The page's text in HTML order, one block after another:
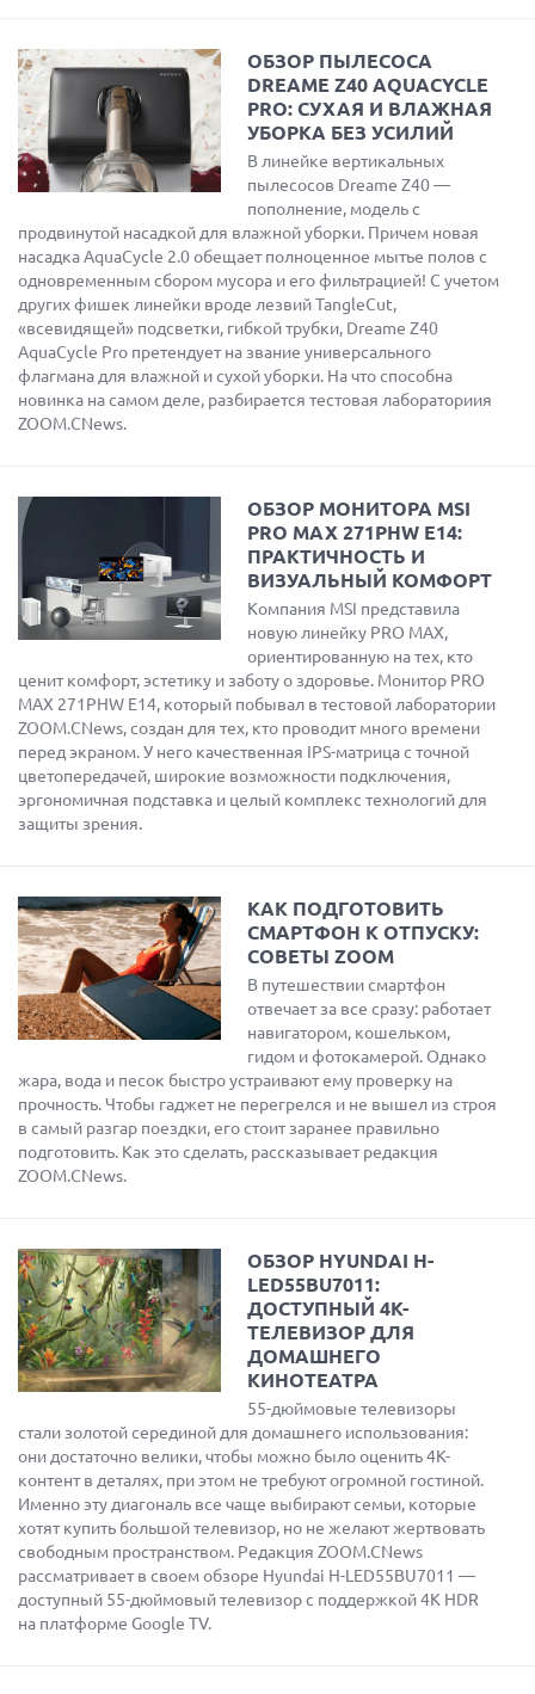
ОБЗОР ПЫЛЕСОСА
DREAME Z40 AQUACYCLE
PRO: СУХАЯ И ВЛАЖНАЯ
УБОРКА БЕЗ УСИЛИЙ
В линейке вертикальных
пылесосов Dreame Z40 —
пополнение, модель с
продвинутой насадкой для влажной уборки. Причем новая
насадка AquaCycle 2.0 обещает полноценное мытье полов с
одновременным сбором мусора и его фильтрацией! С учетом
других фишек линейки вроде лезвий TangleCut,
«всевидящей» подсветки, гибкой трубки, Dreame Z40
AquaCycle Pro претендует на звание универсального
флагмана для влажной и сухой уборки. На что способна
новинка на самом деле, разбирается тестовая лабораториия
ZOOM.CNews.
ОБЗОР МОНИТОРА MSI
PRO MAX 271PHW E14:
ПРАКТИЧНОСТЬ И
ВИЗУАЛЬНЫЙ КОМФОРТ
Компания MSI представила
новую линейку PRO MAX,
ориентированную на тех, кто
ценит комфорт, эстетику и заботу о здоровье. Монитор PRO
MAX 271PHW E14, который побывал в тестовой лаборатории
ZOOM.CNews, создан для тех, кто проводит много времени
перед экраном. У него качественная IPS-матрица с точной
цветопередачей, широкие возможности подключения,
эргономичная подставка и целый комплекс технологий для
защиты зрения.
КАК ПОДГОТОВИТЬ
СМАРТФОН К ОТПУСКУ:
СОВЕТЫ ZOOM
В путешествии смартфон
отвечает за все сразу: работает
навигатором, кошельком,
гидом и фотокамерой. Однако
жара, вода и песок быстро устраивают ему проверку на
прочность. Чтобы гаджет не перегрелся и не вышел из строя
в самый разгар поездки, его стоит заранее правильно
подготовить. Как это сделать, рассказывает редакция
ZOOM.CNews.
ОБЗОР HYUNDAI H-
LED55BU7011:
ДОСТУПНЫЙ 4K-
ТЕЛЕВИЗОР ДЛЯ
ДОМАШНЕГО
КИНОТЕАТРА
55-дюймовые телевизоры
стали золотой серединой для домашнего использования:
они достаточно велики, чтобы можно было оценить 4K-
контент в деталях, при этом не требуют огромной гостиной.
Именно эту диагональ все чаще выбирают семьи, которые
хотят купить большой телевизор, но не желают жертвовать
свободным пространством. Редакция ZOOM.CNews
рассматривает в своем обзоре Hyundai H-LED55BU7011 —
доступный 55-дюймовый телевизор с поддержкой 4K HDR
на платформе Google TV.